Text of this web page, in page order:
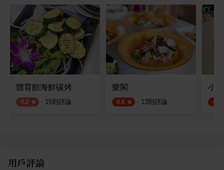
體育館海鮮碳烤
4.2 · 15則評論
樂閣
4.6 · 13則評論
小
4.6
用戶評論